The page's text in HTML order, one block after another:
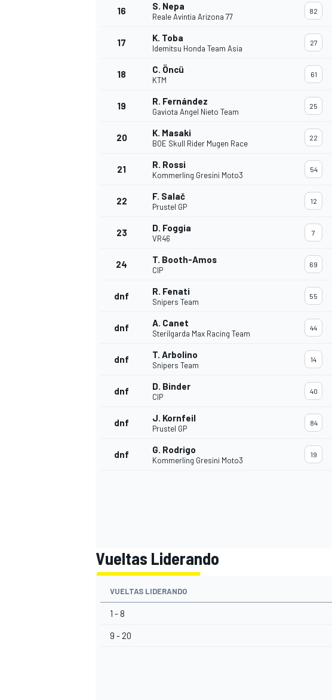
MÁS CATEGORÍAS
16 S. Nepa
Reale Avintia Arizona 77
82
17 K. Toba
Idemitsu Honda Team Asia
27
18 C. Öncü
KTM
61
19 R. Fernández
Gaviota Angel Nieto Team
25
20 K. Masaki
BOE Skull Rider Mugen Race
22
21 R. Rossi
Kommerling Gresini Moto3
54
22 F. Salač
Prustel GP
12
23 D. Foggia
VR46
7
24 T. Booth-Amos
CIP
69
dnf R. Fenati
Snipers Team
55
dnf A. Canet
Sterilgarda Max Racing Team
44
dnf T. Arbolino
Snipers Team
14
dnf D. Binder
CIP
40
dnf J. Kornfeil
Prustel GP
84
dnf G. Rodrigo
Kommerling Gresini Moto3
19
Vueltas Liderando
VUELTAS LIDERANDO
1 - 8
9 - 20